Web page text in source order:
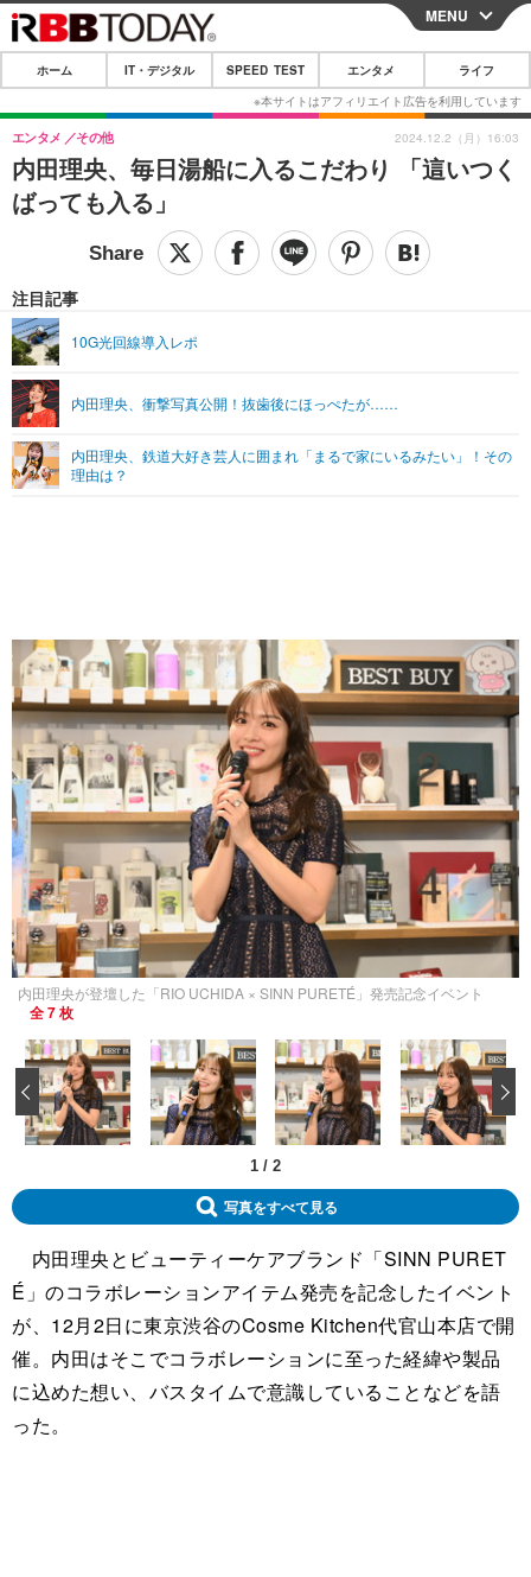
CLOSE
ホーム
IT・デジタル
IT・デジタルTOP スマートフォン
ショッピング その他
SPEED TEST
エンタメTOP 映画・ドラマ
グラビア
ショッピング その他
ライフTOP
リリース一覧
プッシュ通知の停止方法
MENU
ホーム IT・デジタル SPEED TEST エンタメ ライフ
内田理央、毎日湯船に入るこだわり 「這いつく
ばっても入る」
エンタメ その他
注目記事
10G光回線導入レポ
内田理央、衝撃写真公開！抜歯後にほっぺたが……
内田理央、鉄道大好き芸人に囲まれ「まるで家にいるみたい」！その
理由は？
2024.12.2（月）16:03
内田理央が登壇した「RIO UCHIDA × SINN PURETÉ」発売記念イベント
全 7 枚
1 / 2
‹
写真をすべて見る
内田理央とビューティーケアブランド「SINN PURET
É」のコラボレーションアイテム発売を記念したイベント
が、12月2日に東京渋谷のCosme Kitchen代官山本店で開
催。内田はそこでコラボレーションに至った経緯や製品
に込めた想い、バスタイムで意識していることなどを語
った。